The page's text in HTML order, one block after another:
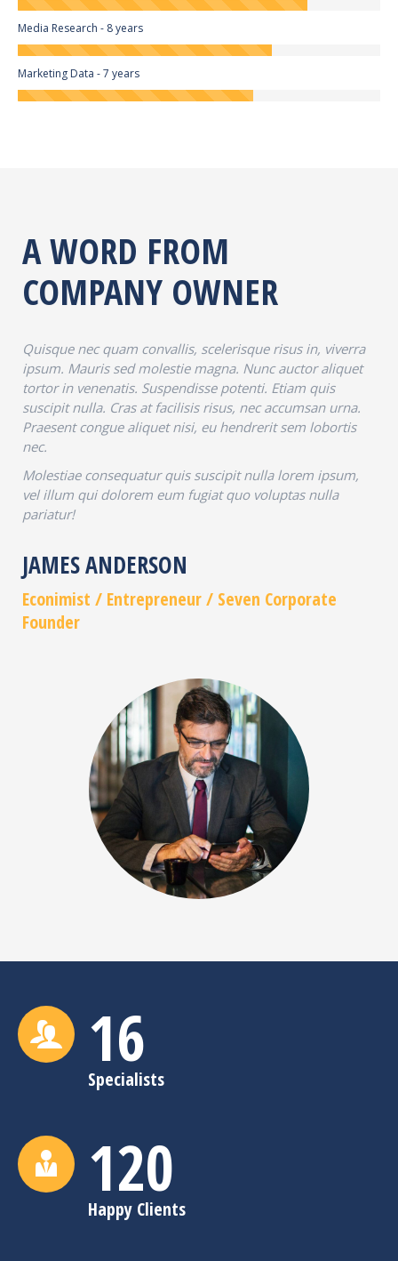
Media Research - 8 years
Marketing Data - 7 years
A WORD FROM
COMPANY OWNER
Quisque nec quam convallis, scelerisque risus in, viverra
ipsum. Mauris sed molestie magna. Nunc auctor aliquet
tortor in venenatis. Suspendisse potenti. Etiam quis
suscipit nulla. Cras at facilisis risus, nec accumsan urna.
Praesent congue aliquet nisi, eu hendrerit sem lobortis
nec.
Molestiae consequatur quis suscipit nulla lorem ipsum,
vel illum qui dolorem eum fugiat quo voluptas nulla
pariatur!
JAMES ANDERSON
Econimist / Еntrepreneur / Seven Corporate
Founder
16
Specialists
120
Happy Clients